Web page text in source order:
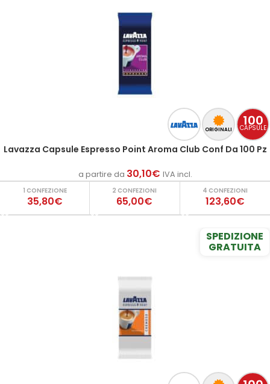
100
CAPSULE
ORIGINALI
Lavazza Capsule Espresso Point Aroma Club Conf Da 100 Pz
a partire da 30,10€ IVA incl.
1 CONFEZIONE
35,80€
2 CONFEZIONI
65,00€
4 CONFEZIONI
123,60€
SPEDIZIONE
GRATUITA